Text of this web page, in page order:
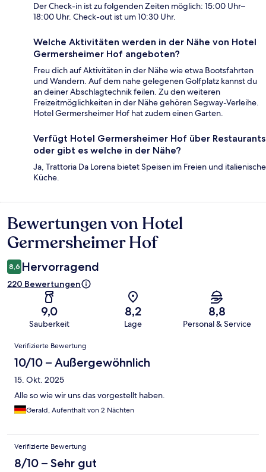
Der Check-in ist zu folgenden Zeiten möglich: 15:00 Uhr–
18:00 Uhr. Check-out ist um 10:30 Uhr.
Welche Aktivitäten werden in der Nähe von Hotel
Germersheimer Hof angeboten?
Freu dich auf Aktivitäten in der Nähe wie etwa Bootsfahrten
und Wandern. Auf dem nahe gelegenen Golfplatz kannst du
an deiner Abschlagtechnik feilen. Zu den weiteren
Freizeitmöglichkeiten in der Nähe gehören Segway-Verleihe.
Hotel Germersheimer Hof hat zudem einen Garten.
Verfügt Hotel Germersheimer Hof über Restaurants
oder gibt es welche in der Nähe?
Ja, Trattoria Da Lorena bietet Speisen im Freien und italienische
Küche.
Bewertungen
Bewertungen von Hotel
Germersheimer Hof
8,6 Hervorragend
220 Bewertungen
9,0
Sauberkeit
8,2
Lage
8,8
Personal & Service
Bewertungen
Verifizierte Bewertung
10/10 – Außergewöhnlich
15. Okt. 2025
Alle so wie wir uns das vorgestellt haben.
Gerald, Aufenthalt von 2 Nächten
Verifizierte Bewertung
8/10 – Sehr gut